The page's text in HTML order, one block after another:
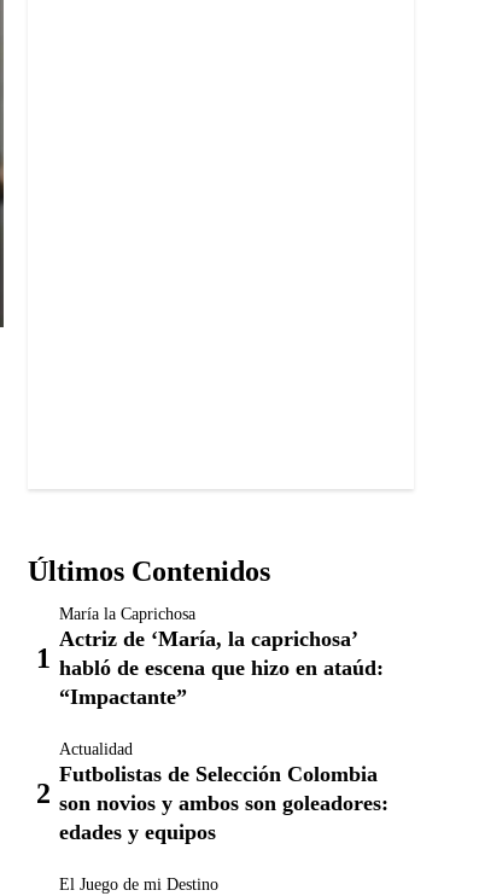
Últimos Contenidos
María la Caprichosa
Actriz de ‘María, la caprichosa’
habló de escena que hizo en ataúd:
“Impactante”
Actualidad
Futbolistas de Selección Colombia
son novios y ambos son goleadores:
edades y equipos
El Juego de mi Destino